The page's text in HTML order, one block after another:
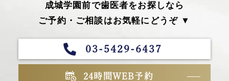
成城学園前で歯医者をお探しなら
ご予約・ご相談はお気軽にどうぞ ▼
03-5429-6437
24時間WEB予約